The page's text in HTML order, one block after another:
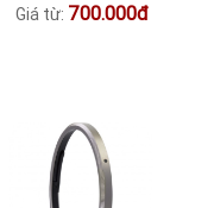
Giá từ: 700.000đ